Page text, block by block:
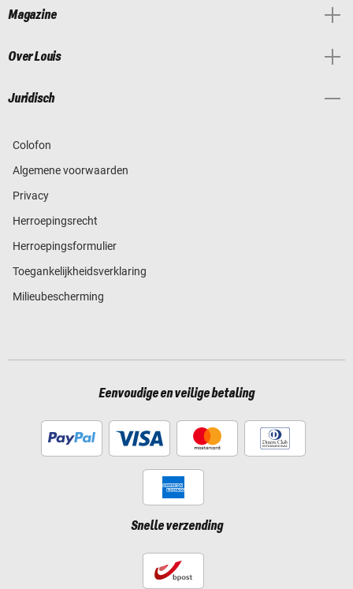
Magazine
Over Louis
Juridisch
Colofon
Algemene voorwaarden
Privacy
Herroepingsrecht
Herroepingsformulier
Toegankelijkheidsverklaring
Milieubescherming
Eenvoudige en veilige betaling
Snelle verzending